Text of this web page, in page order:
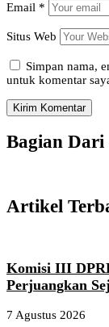
Email *
Situs Web
Simpan nama,
untuk komentar
Bagian Dari
Artikel
Komisi III
Perjuangkan
7 Agustus 2026